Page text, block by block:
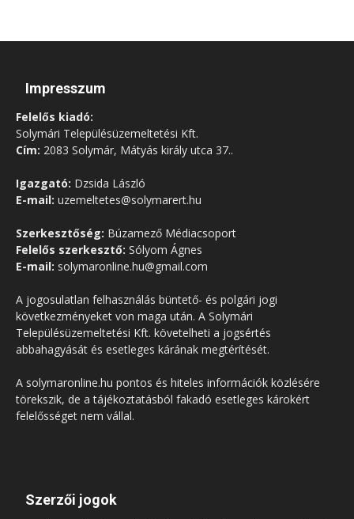
Impresszum
Felelős kiadó:
Solymári Településüzemeltetési Kft.
Cím: 2083 Solymár, Mátyás király utca 37..
Igazgató: Dzsida László
E-mail: uzemeltetes@solymarert.hu
Szerkesztőség: Búzamező Médiacsoport
Felelős szerkesztő: Sólyom Ágnes
E-mail: solymaronline.hu@gmail.com
A jogosulatlan felhasználás büntető- és polgári jogi
következményeket von maga után. A Solymári
Településüzemeltetési Kft. követelheti a jogsértés
abbahagyását és esetleges kárának megtérítését.
A solymaronline.hu pontos és hiteles információk közlésére
törekszik, de a tájékoztatásból fakadó esetleges károkért
felelősséget nem vállal.
Szerzői jogok